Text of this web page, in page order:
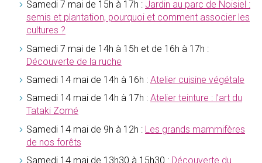
Samedi 7 mai de 15h à 17h : Jardin au parc de Noisiel :
semis et plantation, pourquoi et comment associer les
cultures ?
Samedi 7 mai de 14h à 15h et de 16h à 17h :
Découverte de la ruche
Samedi 14 mai de 14h à 16h : Atelier cuisine végétale
Samedi 14 mai de 14h à 17h : Atelier teinture : l’art du
Tataki Zomé
Samedi 14 mai de 9h à 12h : Les grands mammifères
de nos forêts
Samedi 14 mai de 13h30 à 15h30 : Découverte du